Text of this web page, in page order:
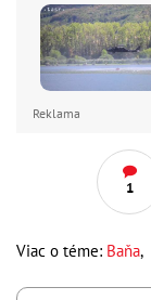
Reklama
1
Viac o téme: Baňa,